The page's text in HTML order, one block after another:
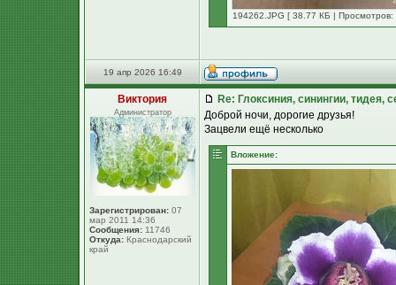
194262.JPG [ 38.77 КБ | Просмотров:
19 апр 2026 16:49
Виктория
Администратор
Зарегистрирован: 07
мар 2011 14:36
Сообщения: 11746
Откуда: Краснодарский
край
Re: Глоксиния, синингии, тидея,
Доброй ночи, дорогие друзья!
Зацвели ещё несколько
Вложение: